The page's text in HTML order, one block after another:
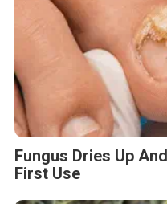
Fungus Dries Up
First Use